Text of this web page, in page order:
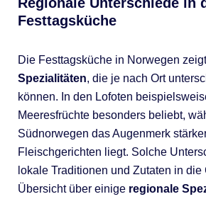
Festtagsküche
Die Festtagsküche in Norwegen
Spezialitäten, die je nach Ort
können. In den Lofoten
Meeresfrüchte besonders beliebt,
Südnorwegen das Augenmerk
Fleischgerichten liegt. Solche
lokale Traditionen und Zutaten in
Übersicht über einige regionale